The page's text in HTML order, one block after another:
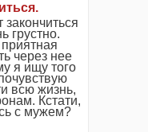
грустно.
через нее
я ищу того
всю жизнь,
Кстати,
с мужем?